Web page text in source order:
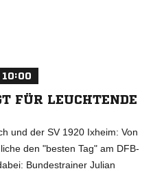
10:00
FÜR LEUCHTENDE
und der SV 1920 Ixheim: Von
den "besten Tag" am DFB-
Bundestrainer Julian